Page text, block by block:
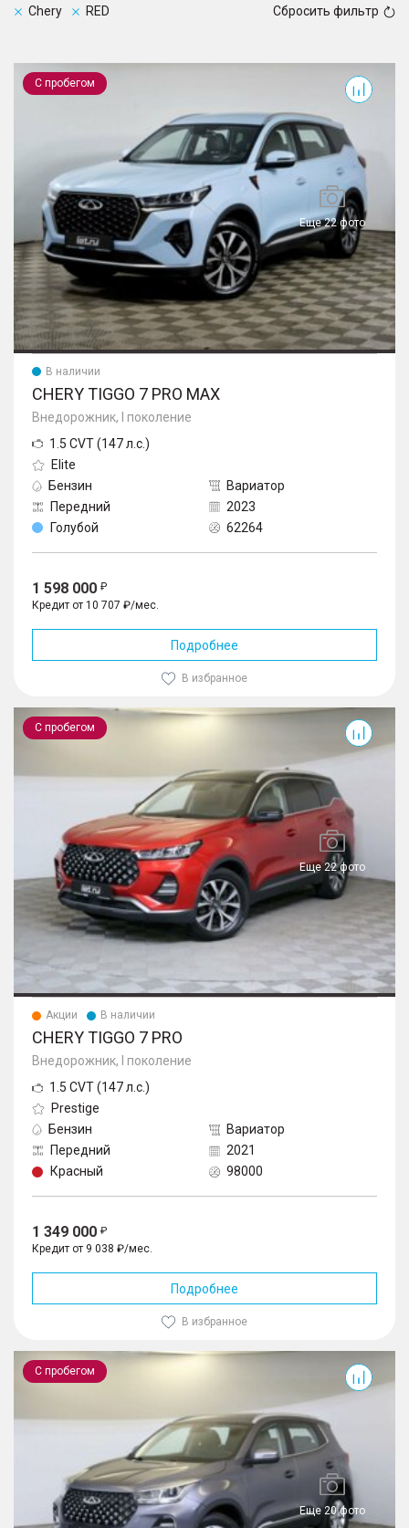
Chery RED Сбросить фильтр
С пробегом
Еще 22 фото
Tiggo 7 Pro Max
В наличии
CHERY TIGGO 7 PRO MAX
Внедорожник, I поколение
1.5 CVT (147 л.с.)
Elite
Бензин
Вариатор
Передний
2023
Голубой
62264
1 598 000
Кредит от 10 707 ₽/мес.
Подробнее
В избранное
С пробегом
Еще 22 фото
Tiggo 7 Pro
Акции В наличии
CHERY TIGGO 7 PRO
Внедорожник, I поколение
1.5 CVT (147 л.с.)
Prestige
Бензин
Вариатор
Передний
2021
Красный
98000
1 349 000
Кредит от 9 038 ₽/мес.
Подробнее
В избранное
С пробегом
Еще 20 фото
Tiggo 4 Pro